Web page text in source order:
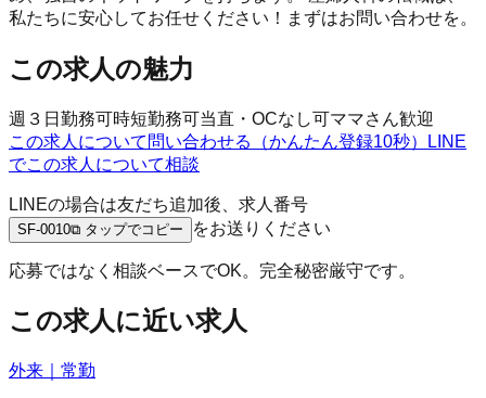
私たちに安心してお任せください！まずはお問い合わせを。
この求人の魅力
週３日勤務可時短勤務可当直・OCなし可ママさん歓迎
この求人について問い合わせる（かんたん登録10秒）
LINE
でこの求人について相談
LINEの場合は友だち追加後、求人番号
SF-0010⧉ タップでコピー をお送りください
応募ではなく相談ベースでOK。完全秘密厳守です。
この求人に近い求人
外来｜常勤